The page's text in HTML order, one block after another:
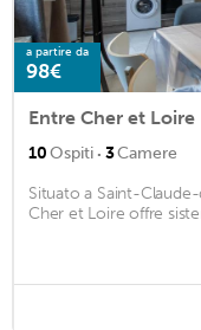
a partire da
98€
Entre Cher et Loire
10Ospiti · 3Camere
Situato a Saint-
Cher et Loire offre